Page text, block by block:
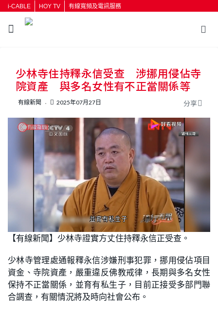
i-CABLE HOY TV 有線寬頻及電訊服務
按輸入鍵開始搜尋
少林寺住持釋永信受查 涉挪用侵佔寺
院資產 與多名女性有不正當關係等
有線新聞 2025年07月27日 分享
n
m
u
e
L
o
a
d
d
:
7
0
.
2
1
%
【有線新聞】少林寺證實方丈住持釋永信正受查。
少林寺管理處通報釋永信涉嫌刑事犯罪，挪用侵佔項目
資金、寺院資產，嚴重違反佛教戒律，長期與多名女性
保持不正當關係，並育有私生子，目前正接受多部門聯
合調查，有關情況將及時向社會公布。